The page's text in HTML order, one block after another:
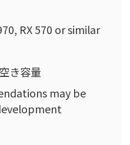
RX 570 or similar
き容量
may be